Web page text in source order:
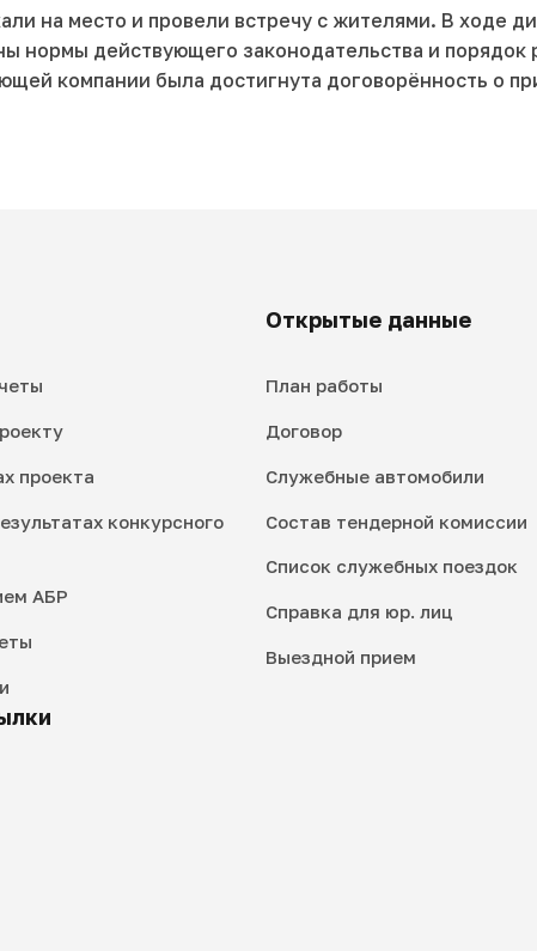
на место и провели встречу с жителями. В ходе
нормы действующего законодательства и
компании была достигнута договорённость о
проекта
конкурсного
АБР
Открытые данные
План работы
Договор
Служебные автомобили
Состав тендерной комиссии
Список служебных поездок
Справка для юр. лиц
Выездной прием